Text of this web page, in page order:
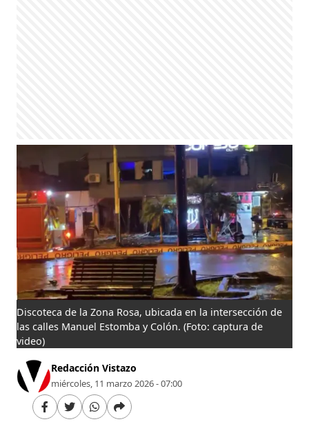
Discoteca de la Zona Rosa, ubicada en la intersección de
las calles Manuel Estomba y Colón. (Foto: captura de
video)
Redacción Vistazo
miércoles, 11 marzo 2026 - 07:00